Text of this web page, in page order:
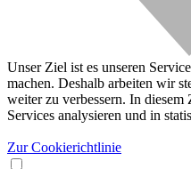
Unser Ziel ist es unseren
machen. Deshalb arbeiten wir
weiter zu verbessern. In
Services analysieren und in
Zur Cookierichtlinie